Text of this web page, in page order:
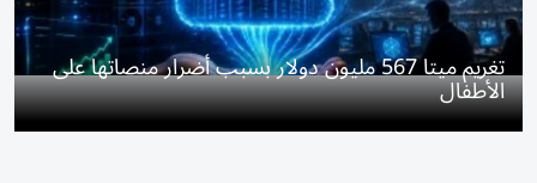
تغريم ميتا 567 مليون دولار بسبب أضرار منصاتها على
الأطفال